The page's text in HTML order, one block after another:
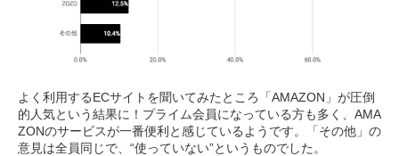
よく利用するECサイトを聞いてみたところ「AMAZON」が圧倒
的人気という結果に！プライム会員になっている方も多く、AMA
ZONのサービスが一番便利と感じているようです。「その他」の
意見は全員同じで、“使っていない”というものでした。